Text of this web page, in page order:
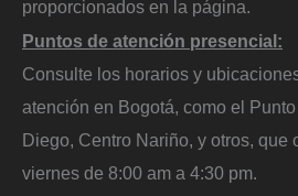
proporcionados en la página.
Puntos de atención presencial:
Consulte los horarios y
atención en Bogotá, como el
Diego, Centro Nariño, y otros, que
viernes de 8:00 am a 4:30 pm.